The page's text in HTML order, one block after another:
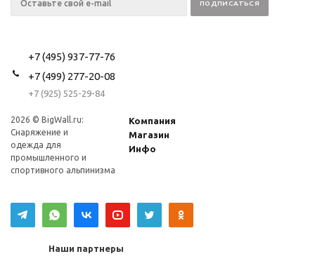
+7 (495) 937-77-76
+7 (499) 277-20-08
+7 (925) 525-29-84
2026 © BigWall.ru:
Снаряжение и
одежда для
промышленного и
спортивного альпинизма
Компания
Магазин
Инфо
Наши партнеры